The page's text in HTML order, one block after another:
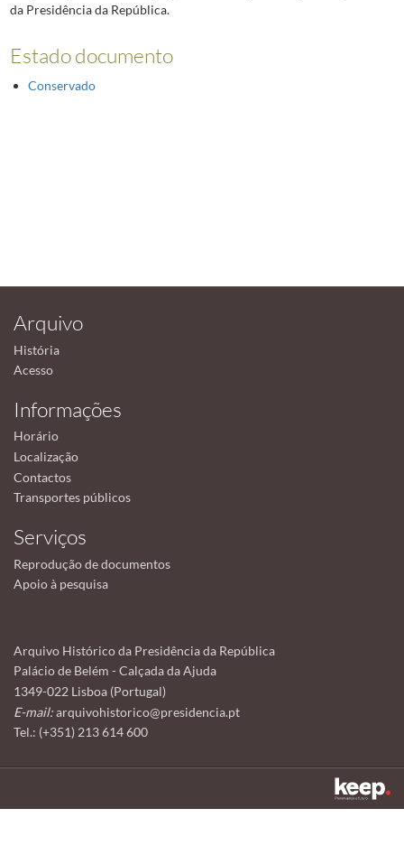
da Presidência da República.
Estado documento
Conservado
Arquivo
História
Acesso
Informações
Horário
Localização
Contactos
Transportes públicos
Serviços
Reprodução de documentos
Apoio à pesquisa
Arquivo Histórico da Presidência da República
Palácio de Belém - Calçada da Ajuda
1349-022 Lisboa (Portugal)
E-mail:arquivohistorico@presidencia.pt
Tel.: (+351) 213 614 600